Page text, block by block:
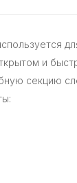
и
секцию